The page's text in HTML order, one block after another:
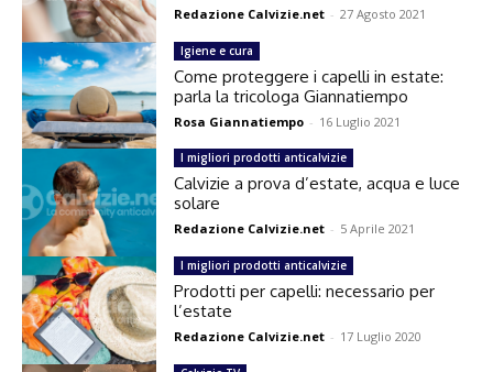
Redazione Calvizie.net - 27 Agosto 2021
Igiene e cura
Come proteggere i capelli in estate:
parla la tricologa Giannatiempo
Rosa Giannatiempo - 16 Luglio 2021
I migliori prodotti anticalvizie
Calvizie a prova d’estate, acqua e luce
solare
Redazione Calvizie.net - 5 Aprile 2021
I migliori prodotti anticalvizie
Prodotti per capelli: necessario per
l’estate
Redazione Calvizie.net - 17 Luglio 2020